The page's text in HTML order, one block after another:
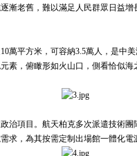
漸老舊，難以滿足人民群眾日益
萬平方米，可容納3.5萬人，是中
素，俯瞰形如火山口，側看恰似
治項目。航天柏克多次派遣技術
求，為其按需定制出場館一體化電